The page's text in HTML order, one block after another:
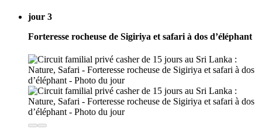
jour 3
Forteresse rocheuse de Sigiriya et safari à dos d’éléphant